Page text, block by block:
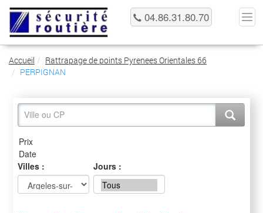
04.86.31.80.70
Accueil
Rattrapage de points Pyrenees Orientales 66
PERPIGNAN
Villes : Jours :